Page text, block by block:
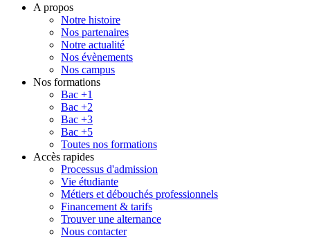
A propos
Notre histoire
Nos partenaires
Notre actualité
Nos évènements
Nos campus
Nos formations
Bac +1
Bac +2
Bac +3
Bac +5
Toutes nos formations
Accès rapides
Processus d'admission
Vie étudiante
Métiers et débouchés professionnels
Financement & tarifs
Trouver une alternance
Nous contacter